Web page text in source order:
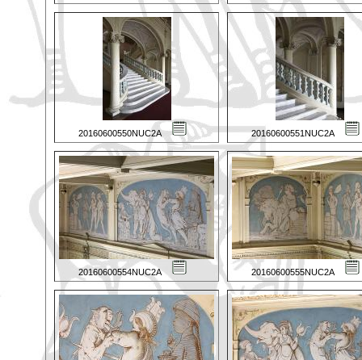
20160600550NUC2A 20160600551NUC2A
20160600554NUC2A 20160600555NUC2A